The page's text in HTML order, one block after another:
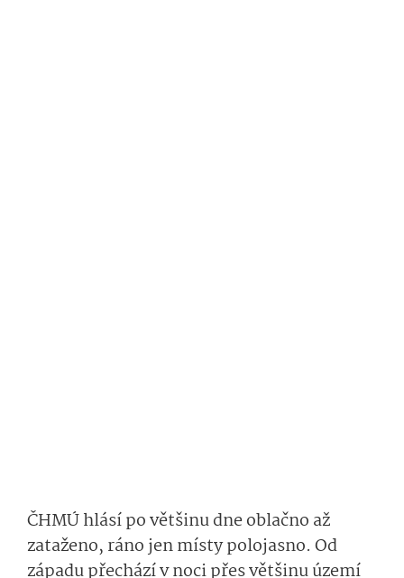
ČHMÚ hlásí po většinu dne oblačno až
zataženo, ráno jen místy polojasno. Od
západu přecházív nocipřes většinu území